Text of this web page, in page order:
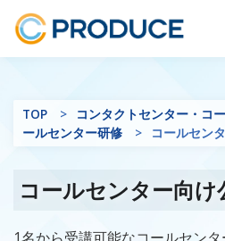
TOP コンタクトセンター・コ
ールセンター研修
コールセン
コールセンター向け